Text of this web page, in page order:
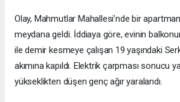
Olay, Mahmutlar Mahallesi’nde bir
meydana geldi. İddiaya göre, evinin
ile demir kesmeye çalışan 19 yaşındaki
akımına kapıldı. Elektrik çarpması sonucu
yükseklikten düşen genç ağır yaralandı.